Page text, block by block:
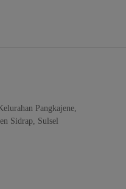
Pangkajene,
Sidrap, Sulsel